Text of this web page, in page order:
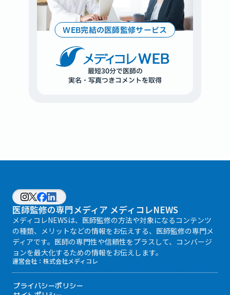
WEB完結の医師監修サービス
WEB
最短30分で医師の
実名・写真つきコメントを取得
医師監修の専門メディア メディコレNEWS
メディコレNEWSは、医師監修の方法や対象になるコンテンツ
の種類、メリットなどの情報をお伝えする、医師監修の専門メ
ディアです。医師の専門性や信頼性をプラスして、コンバージ
ョンを最大化するための情報をお伝えします。
運営会社： 株式会社メディコレ
プライバシーポリシー